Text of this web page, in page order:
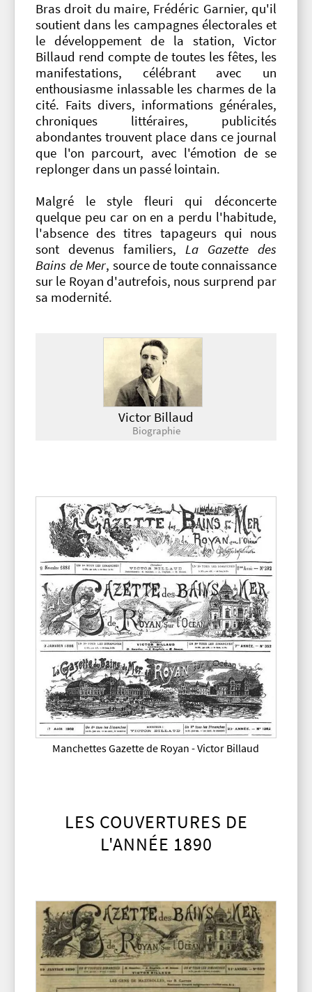
Bras droit du maire, Frédéric Garnier, qu'il
soutient dans les campagnes électorales et
le développement de la station, Victor
Billaud rend compte de toutes les fêtes, les
manifestations, célébrant avec un
enthousiasme inlassable les charmes de la
cité. Faits divers, informations générales,
chroniques littéraires, publicités
abondantes trouvent place dans ce journal
que l'on parcourt, avec l'émotion de se
replonger dans un passé lointain.
Malgré le style fleuri qui déconcerte
quelque peu car on en a perdu l'habitude,
l'absence des titres tapageurs qui nous
sont devenus familiers, La Gazette des
Bains de Mer, source de toute connaissance
sur le Royan d'autrefois, nous surprend par
sa modernité.
Victor Billaud
Biographie
Manchettes Gazette de Royan - Victor Billaud
LES COUVERTURES DE
L'ANNÉE 1890